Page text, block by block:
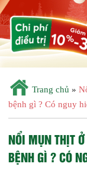
Trang chủ »
bệnh gì ? Có nguy
NỔI MỤN THỊT
BỆNH GÌ ? CÓ